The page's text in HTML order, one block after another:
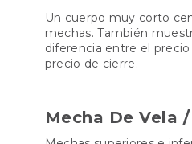
Un cuerpo muy corto
mechas. También
diferencia entre el
precio de cierre.
Mecha De Vela